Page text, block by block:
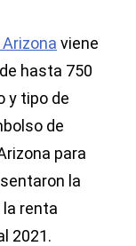
viene
hasta 750
y tipo de
de
para
la
renta
2021.